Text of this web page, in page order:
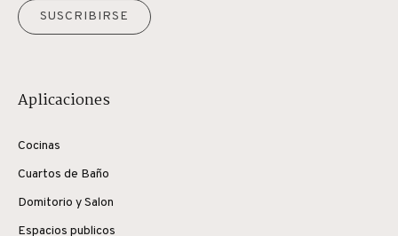
SUSCRIBIRSE
Aplicaciones
Cocinas
Cuartos de Baño
Domitorio y Salon
Espacios publicos